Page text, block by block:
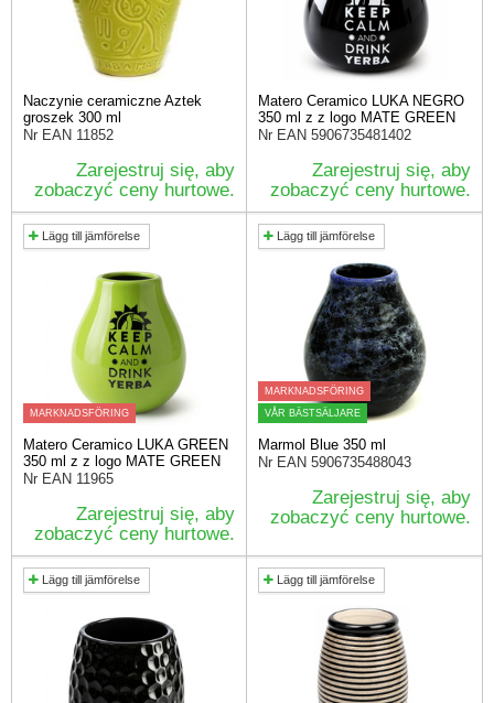
Naczynie ceramiczne Aztek
groszek 300 ml
Nr EAN 11852
Zarejestruj się, aby
zobaczyć ceny hurtowe.
Matero Ceramico LUKA NEGRO
350 ml z z logo MATE GREEN
Nr EAN 5906735481402
Zarejestruj się, aby
zobaczyć ceny hurtowe.
Lägg till jämförelse
MARKNADSFÖRING
Matero Ceramico LUKA GREEN
350 ml z z logo MATE GREEN
Nr EAN 11965
Zarejestruj się, aby
zobaczyć ceny hurtowe.
Lägg till jämförelse
MARKNADSFÖRING
VÅR BÄSTSÄLJARE
Marmol Blue 350 ml
Nr EAN 5906735488043
Zarejestruj się, aby
zobaczyć ceny hurtowe.
Lägg till jämförelse Lägg till jämförelse